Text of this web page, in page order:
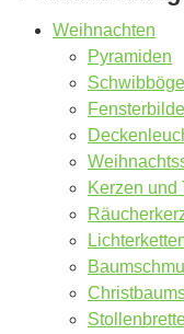
Weihnachten
Pyramiden
Kerzen und